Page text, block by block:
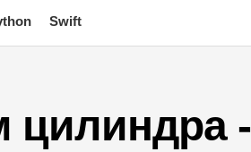
Swift
цилиндра -